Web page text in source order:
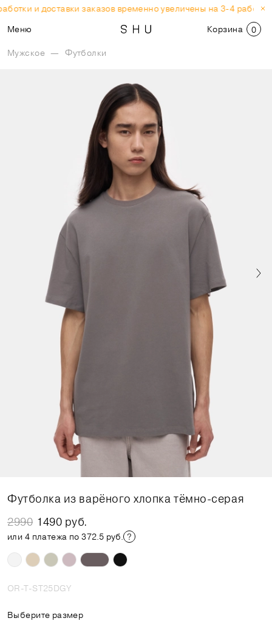
и доставки заказов временно увеличены на 3-4 рабочих
Меню
Корзина 0
Мужское — Футболки
Футболка из варёного хлопка тёмно-серая
2990 1490 руб.
или 4 платежа по 372.5 руб.
OR-T-ST25DGY
Выберите размер